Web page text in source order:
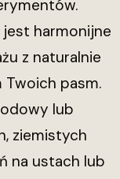
harmonijne
z naturalnie
Twoich pasm.
lub
ziemistych
na ustach lub